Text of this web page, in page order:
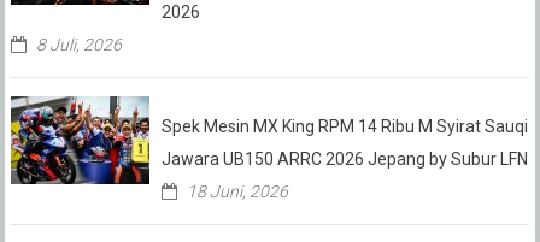
2026
8 Juli, 2026
Spek Mesin MX King RPM 14 Ribu M Syirat Sauqi
Jawara UB150 ARRC 2026 Jepang by Subur LFN
18 Juni, 2026